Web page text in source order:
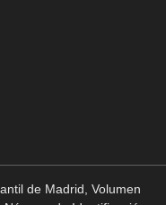
de Madrid, Volumen